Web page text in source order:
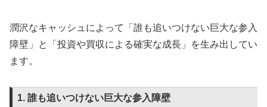
潤沢なキャッシュによって「誰も追いつけない巨大な参入
障壁」と「投資や買収による確実な成長」を生み出してい
ます。
1. 誰も追いつけない巨大な参入障壁